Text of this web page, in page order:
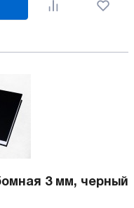
3 мм, черный